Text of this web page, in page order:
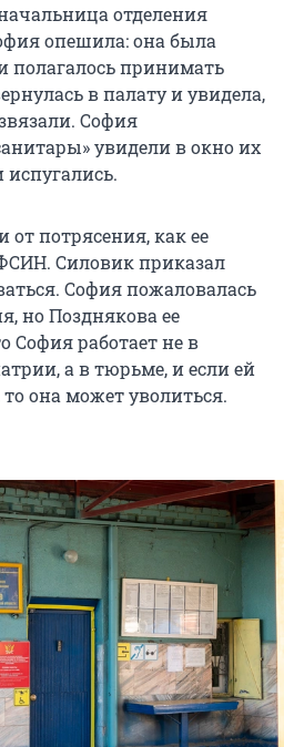
отделения
опешила: она была
полагалось принимать
в палату и увидела,
София
увидели в окно их
от потрясения, как ее
Силовик приказал
София пожаловалась
но Позднякова ее
София работает не в
а в тюрьме, и если ей
она может уволиться.